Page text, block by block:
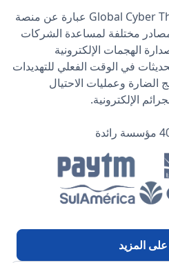
إن Global Cyber Threat Intelligence Feed عبارة عن منصة
مختلفة لمساعدة الشركات
الهجمات الإلكترونية
في الوقت الفعلي للتهديدات
الضارة وعمليات الاحتيال
الإلكترونية.
المزيد